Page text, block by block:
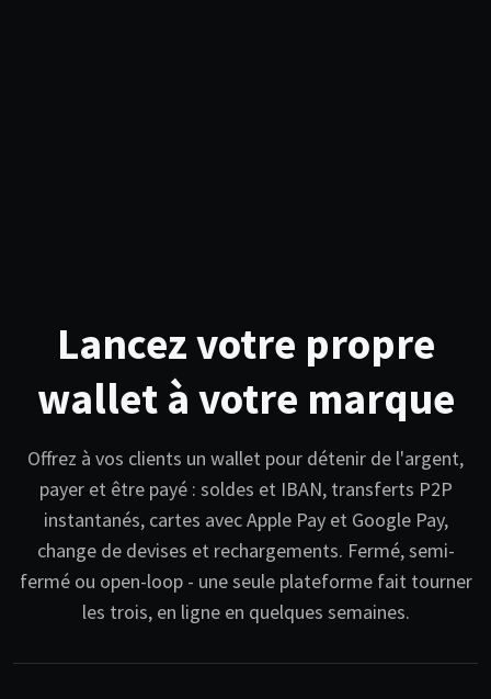
Lancez votre propre
wallet à votre marque
Offrez à vos clients un wallet pour détenir de l'argent,
payer et être payé : soldes et IBAN, transferts P2P
instantanés, cartes avec Apple Pay et Google Pay,
change de devises et rechargements. Fermé, semi-
fermé ou open-loop - une seule plateforme fait tourner
les trois, en ligne en quelques semaines.